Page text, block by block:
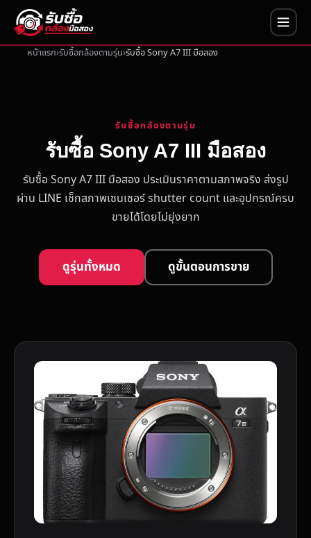
หน้าแรก รับซื้อกล้องตามรุ่น รับซื้อ Sony A7 III มือสอง
รับซื้อกล้องตามรุ่น
รับซื้อ Sony A7 III มือสอง
รับซื้อ Sony A7 III มือสอง ประเมินราคาตามสภาพจริง ส่งรูป
ผ่าน LINE เช็กสภาพเซนเซอร์ shutter count และอุปกรณ์ครบ
ขายได้โดยไม่ยุ่งยาก
ดูรุ่นทั้งหมด ดูขั้นตอนการขาย